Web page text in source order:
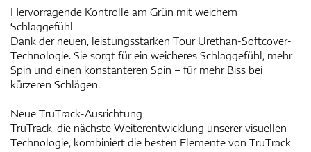
Hervorragende Kontrolle am Grün mit weichem
Schlaggefühl
Dank der neuen, leistungsstarken Tour Urethan-Softcover-
Technologie. Sie sorgt für ein weicheres Schlaggefühl, mehr
Spin und einen konstanteren Spin – für mehr Biss bei
kürzeren Schlägen.
Neue TruTrack-Ausrichtung
TruTrack, die nächste Weiterentwicklung unserer visuellen
Technologie, kombiniert die besten Elemente von TruTrack